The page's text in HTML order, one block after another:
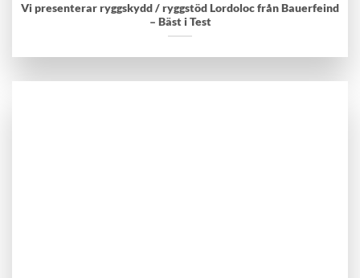
Vi presenterar ryggskydd / ryggstöd Lordoloc från Bauerfeind
– Bäst i Test